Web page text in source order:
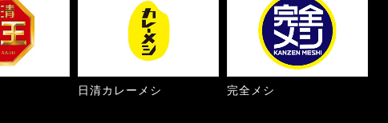
日清カレーメシ 完全メシ